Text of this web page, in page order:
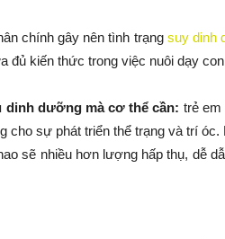
chính gây nên tình trạng suy dinh
đủ kiến thức trong việc nuôi dạy
dinh dưỡng mà cơ thể cần: trẻ em
cho sự phát triển thể trạng và trí
sẽ nhiều hơn lượng hấp thụ, dễ